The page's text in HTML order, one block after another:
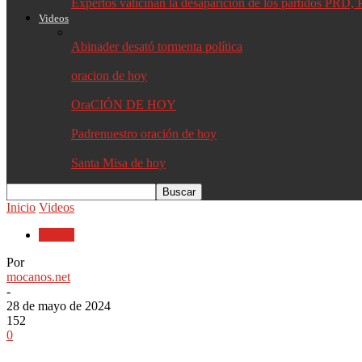
Expertos vaticinan la desaparición de los partidos PRD,
Videos
Abinader desató tormenta política
oracion de hoy
OraCIÓN DE HOY
Padrenuestro oración de hoy
Santa Misa de hoy
Inicio Videos
Por
mocanos.net
-
28 de mayo de 2024
152
0